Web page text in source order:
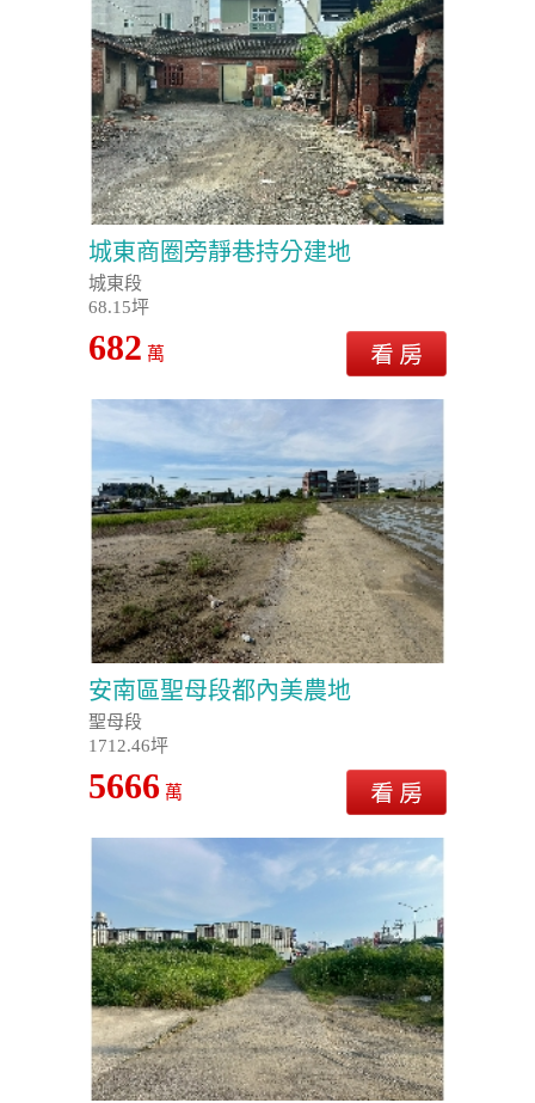
城東商圈旁靜巷持分建地
城東段
68.15坪
682 萬
安南區聖母段都內美農地
聖母段
1712.46坪
5666 萬